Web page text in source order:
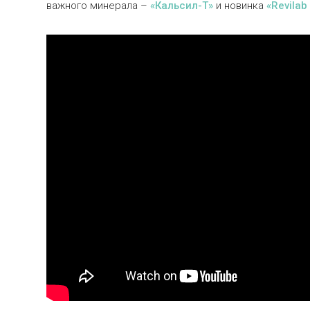
важного минерала –«Кальсил-Т» и новинка«Revilab